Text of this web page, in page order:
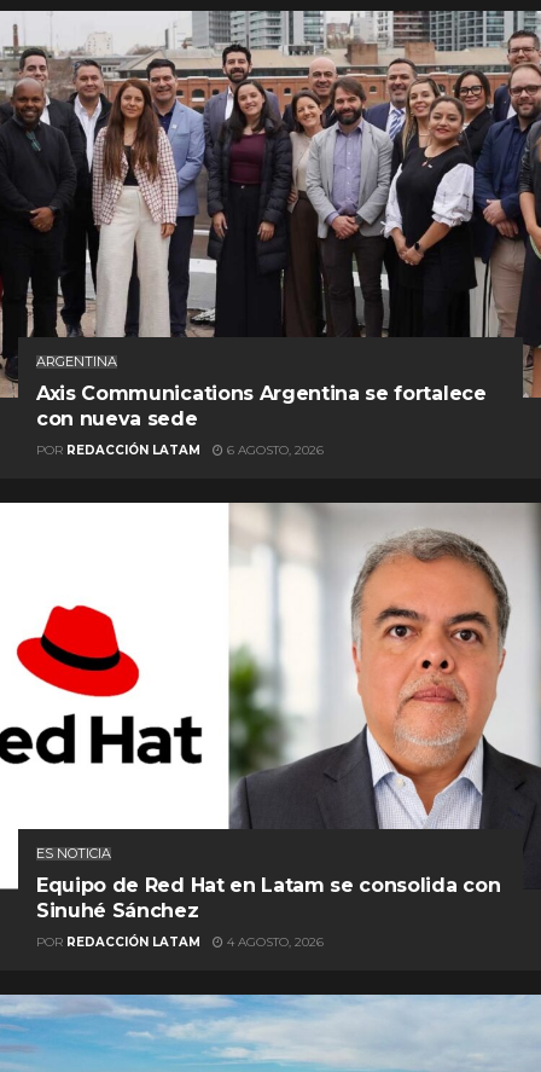
ARGENTINA
Axis Communications Argentina se fortalece
con nueva sede
POR REDACCIÓN LATAM 6 AGOSTO, 2026
ES NOTICIA
Equipo de Red Hat en Latam se consolida con
Sinuhé Sánchez
POR REDACCIÓN LATAM 4 AGOSTO, 2026